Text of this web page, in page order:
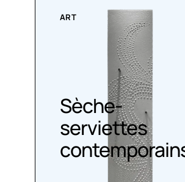
COLLECTIONS
Radiateurs Belle
Époque